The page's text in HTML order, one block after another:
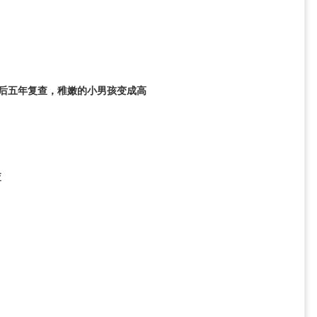
五年复查，稚嫩的小男孩变成高